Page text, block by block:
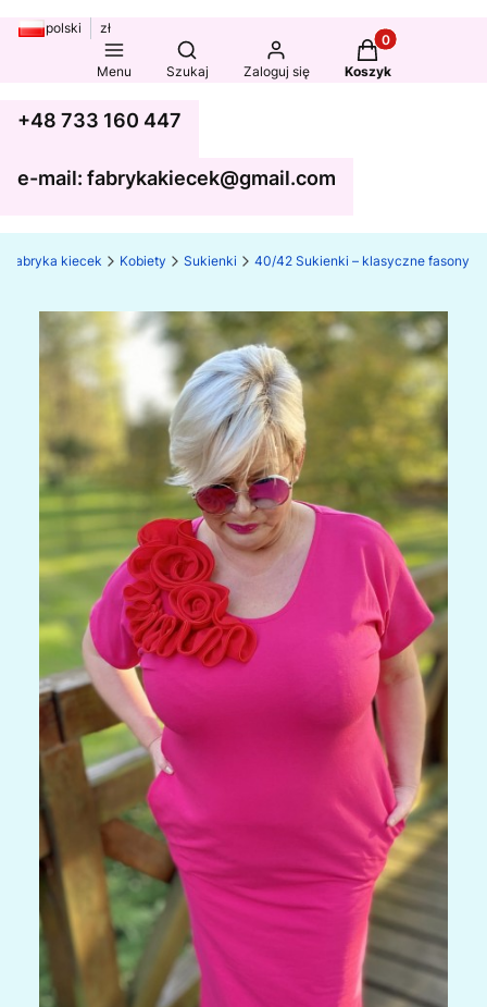
polski zł
Menu
Otwórz wyszukiwarkę
Szukaj Zaloguj się
Produkty w
Koszyk
+48 733 160 447
e-mail: fabrykakiecek@gmail.com
Fabryka kiecek Kobiety Sukienki 40/42 Sukienki – klasyczne fasony